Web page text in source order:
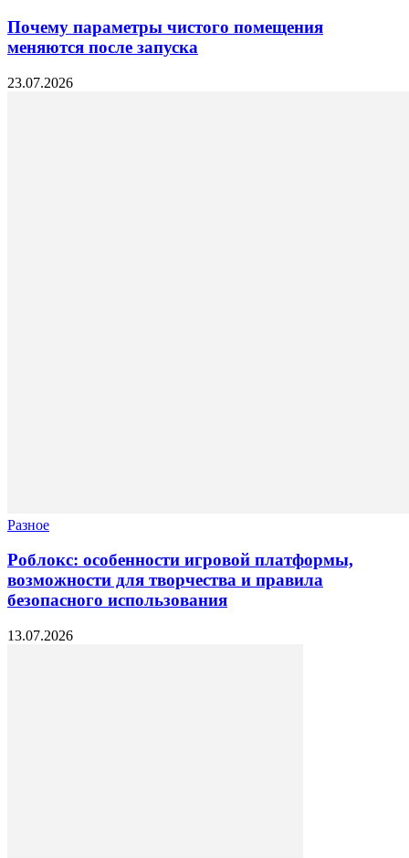
Почему параметры чистого помещения
меняются после запуска
23.07.2026
Разное
Роблокс: особенности игровой платформы,
возможности для творчества и правила
безопасного использования
13.07.2026